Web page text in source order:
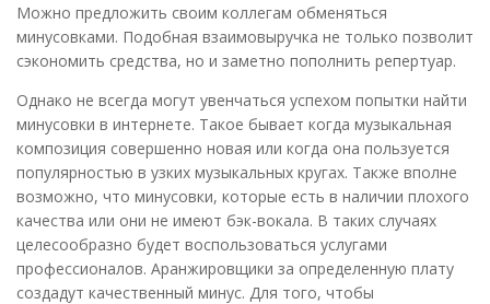
Можно предложить своим коллегам обменяться
минусовками. Подобная взаимовыручка не только позволит
сэкономить средства, но и заметно пополнить репертуар.
Однако не всегда могут увенчаться успехом попытки найти
минусовки в интернете. Такое бывает когда музыкальная
композиция совершенно новая или когда она пользуется
популярностью в узких музыкальных кругах. Также вполне
возможно, что минусовки, которые есть в наличии плохого
качества или они не имеют бэк-вокала. В таких случаях
целесообразно будет воспользоваться услугами
профессионалов. Аранжировщики за определенную плату
создадут качественный минус. Для того, чтобы